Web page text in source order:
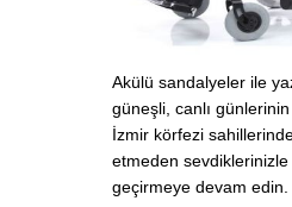
Akülü sandalyeler ile
güneşli, canlı günlerinin
İzmir körfezi
etmeden
geçirmeye devam edin.